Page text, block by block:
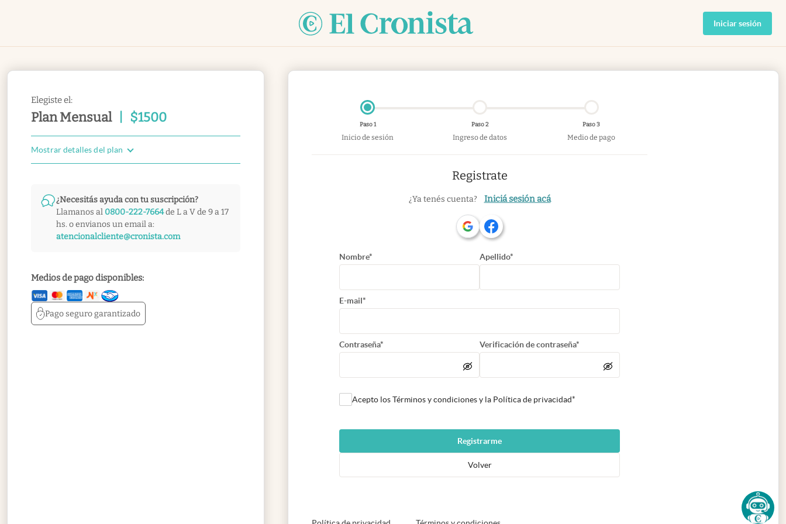
Iniciar sesión
Elegiste el:
Plan Mensual $1500
Mostrar detalles del plan
¿Necesitás ayuda con tu suscripción?
Llamanos al 0800-222-7664de L a V de 9 a 17
hs. o envianos un email a:
atencionalcliente@cronista.com
Medios de pago disponibles:
Pago segurogarantizado
Paso 1
Inicio de sesión
Paso 2
Ingreso de datos
Paso 3
Medio de pago
Registrate
¿Ya tenés cuenta? Iniciá sesión acá
Nombre* Apellido*
E-mail*
Contraseña* Verificación de contraseña*
Acepto los Términos y condiciones y la Política de privacidad*
Registrarme
Volver